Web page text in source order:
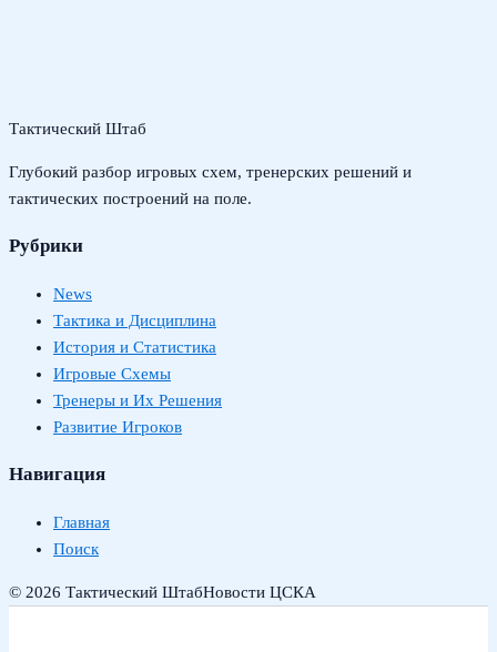
Тактический Штаб
Глубокий разбор игровых схем, тренерских решений и
тактических построений на поле.
Рубрики
News
Тактика и Дисциплина
История и Статистика
Игровые Схемы
Тренеры и Их Решения
Развитие Игроков
Навигация
Главная
Поиск
© 2026 Тактический ШтабНовости ЦСКА